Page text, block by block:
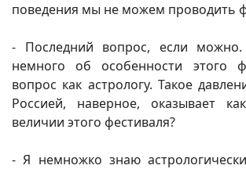
поведения мы не можем проводить
- Последний вопрос, если
немного об особенности этого
вопрос как астрологу. Такое
Россией, наверное, оказывает
величии этого фестиваля?
- Я немножко знаю